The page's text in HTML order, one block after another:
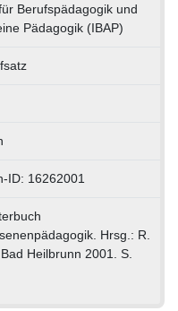
Berufspädagogik und
Pädagogik (IBAP)
ID: 16262001
Hrsg.: R.
Heilbrunn 2001. S.